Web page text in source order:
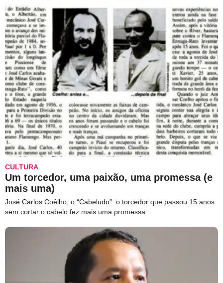
CULTURA
Um torcedor, uma paixão, uma promessa (e
mais uma)
José Carlos Coêlho, o “Cabeludo”: o torcedor que passou 15 anos
sem cortar o cabelo fez mais uma promessa